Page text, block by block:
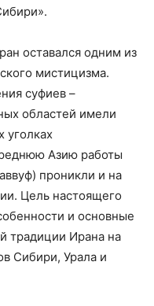
оставался одним из
мистицизма.
суфиев –
областей имели
уголках
Азию работы
проникли и на
Цель настоящего
и основные
традиции Ирана на
Сибири, Урала и